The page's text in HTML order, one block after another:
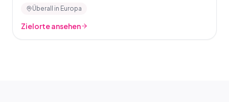
Überall in Europa
Zielorte ansehen